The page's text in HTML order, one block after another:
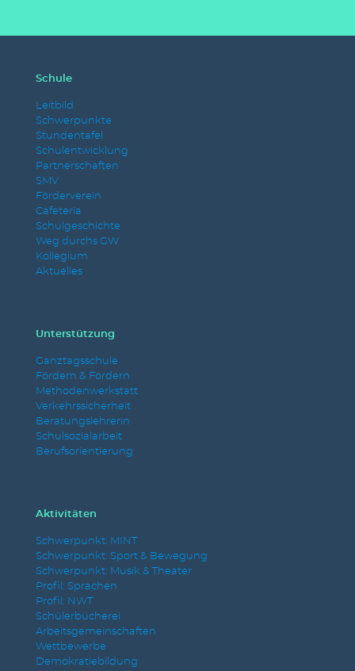
Schule
Leitbild
Schwerpunkte
Stundentafel
Schulentwicklung
Partnerschaften
SMV
Förderverein
Cafeteria
Schulgeschichte
Weg durchs GW
Kollegium
Aktuelles
Unterstützung
Ganztagsschule
Fördern & Fordern
Methodenwerkstatt
Verkehrssicherheit
Beratungslehrerin
Schulsozialarbeit
Berufsorientierung
Aktivitäten
Schwerpunkt: MINT
Schwerpunkt: Sport & Bewegung
Schwerpunkt: Musik & Theater
Profil: Sprachen
Profil: NWT
Schülerbücherei
Arbeitsgemeinschaften
Wettbewerbe
Demokratiebildung